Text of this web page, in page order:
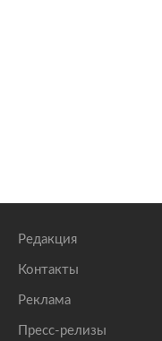
Редакция
Контакты
Реклама
Пресс-релизы